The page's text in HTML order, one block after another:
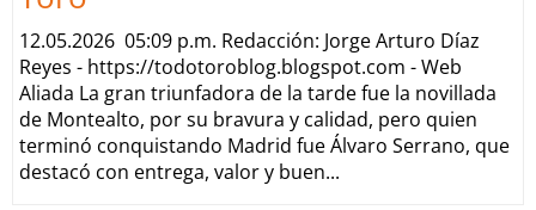
12.05.2026 05:09 p.m. Redacción: Jorge Arturo Díaz
Reyes - https://todotoroblog.blogspot.com - Web
Aliada La gran triunfadora de la tarde fue la novillada
de Montealto, por su bravura y calidad, pero quien
terminó conquistando Madrid fue Álvaro Serrano, que
destacó con entrega, valor y buen...